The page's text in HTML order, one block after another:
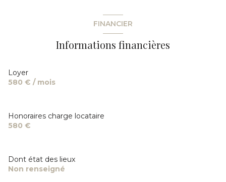
FINANCIER
Informations financières
Loyer
580 € / mois
Honoraires charge locataire
580 €
Dont état des lieux
Non renseigné